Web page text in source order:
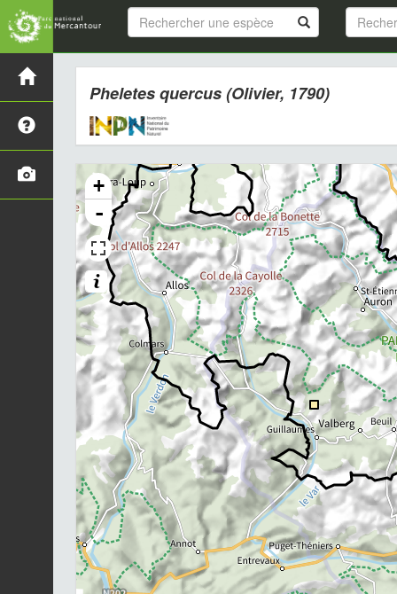
Pheletes quercus(Olivier, 1790)
+
-